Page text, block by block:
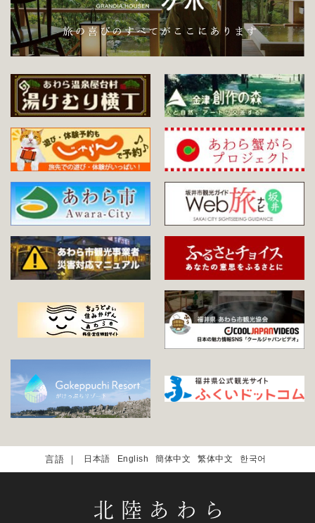
日本語 English 簡体中文 繁体中文 한국어